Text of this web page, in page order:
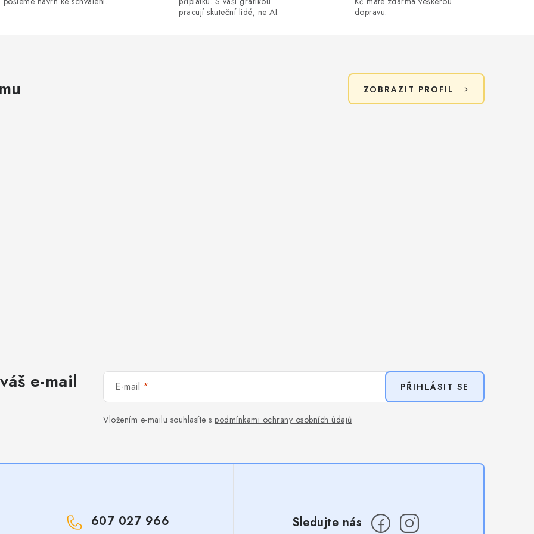
pracují skuteční lidé, ne AI.
dopravu.
ZOBRAZIT PROFIL
e-mail E-mail
Vložením e-mailu souhlasíte s podmínkami ochrany osobních údajů
PŘIHLÁSIT SE
607 027 966